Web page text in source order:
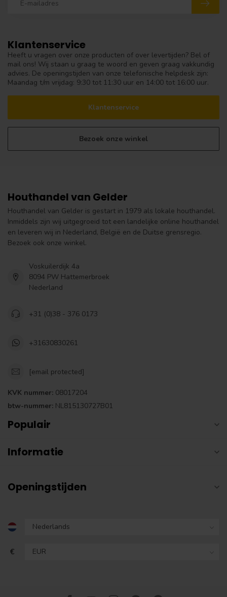
Klantenservice
Heeft u vragen over onze producten of over levertijden? Bel of
mail ons! Wij staan u graag te woord en geven graag vakkundig
advies. De openingstijden van onze telefonische helpdesk zijn:
Maandag t/m vrijdag: 9:30 tot 11:30 uur en 14:00 tot 16:00 uur.
Klantenservice
Bezoek onze winkel
Houthandel van Gelder
Houthandel van Gelder is gestart in 1979 als lokale houthandel.
Inmiddels zijn wij uitgegroeid tot een landelijke online houthandel
en leveren wij in Nederland, België en de Duitse grensregio.
Bezoek ook onze winkel.
Voskuilerdijk 4a
8094 PW Hattemerbroek
Nederland
+31 (0)38 - 376 0173
+31630830261
[email protected]
KVK nummer: 08017204
btw-nummer: NL815130727B01
Populair
Informatie
Openingstijden
€